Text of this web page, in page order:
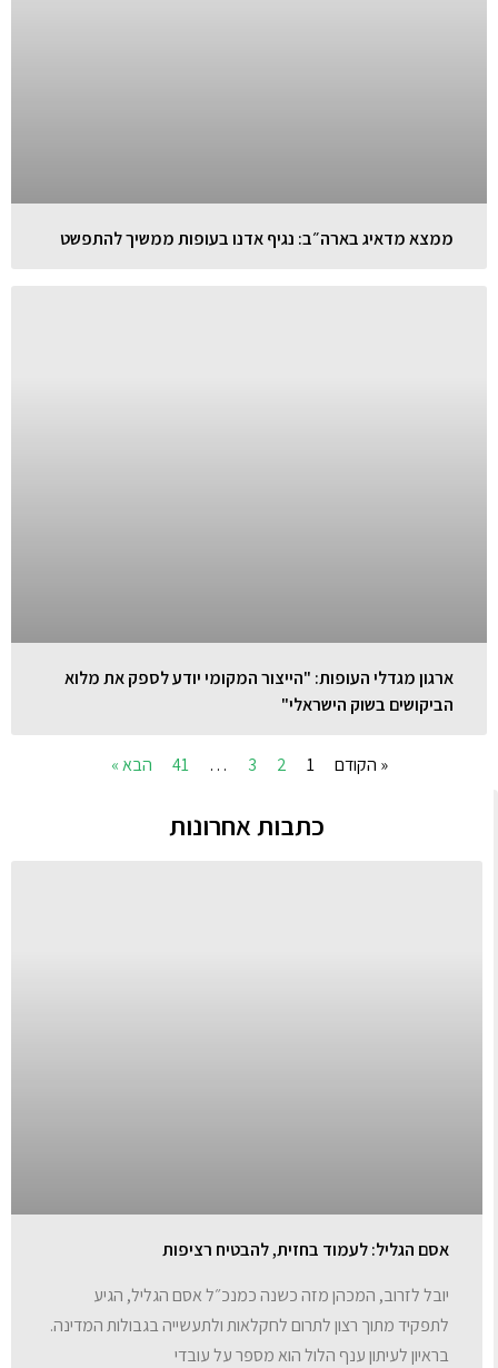
ממצא מדאיג בארה״ב: נגיף אדנו בעופות ממשיך להתפשט
ארגון מגדלי העופות: "הייצור המקומי יודע לספק את מלוא
הביקושים בשוק הישראלי"
« הקודם 1
2
3
…
41 הבא »
כתבות אחרונות
אסם הגליל: לעמוד בחזית, להבטיח רציפות
יובל לזרוב, המכהן מזה כשנה כמנכ״ל אסם הגליל, הגיע
לתפקיד מתוך רצון לתרום לחקלאות ולתעשייה בגבולות המדינה.
בראיון לעיתון ענף הלול הוא מספר על עובדי